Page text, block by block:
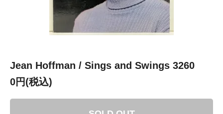
Jean Hoffman / Sings and Swings 3260
0円(税込)